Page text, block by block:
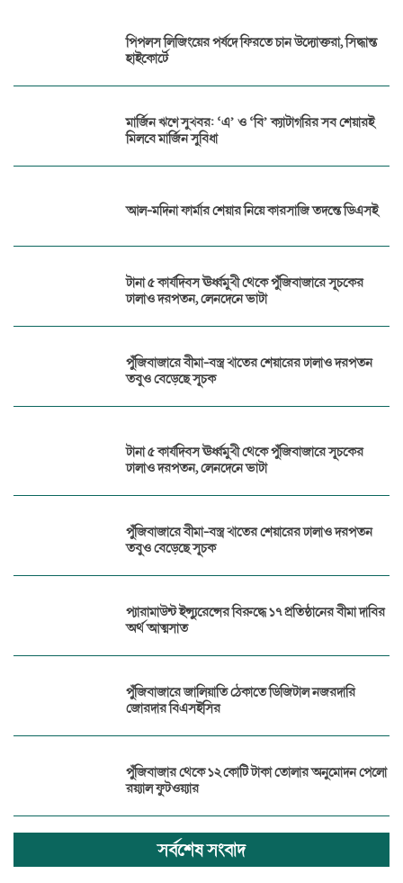
পিপলস লিজিংয়ের পর্ষদে ফিরতে চান উদ্যোক্তরা, সিদ্ধান্ত
হাইকোর্টে
মার্জিন ঋণে সুখবর: ‘এ’ ও ‘বি’ ক্যাটাগরির সব শেয়ারই
মিলবে মার্জিন সুবিধা
আল-মদিনা ফার্মার শেয়ার নিয়ে কারসাজি তদন্তে ডিএসই
টানা ৫ কার্যদিবস ঊর্ধ্বমুখী থেকে পুঁজিবাজারে সূচকের
ঢালাও দরপতন, লেনদেনে ভাটা
পুঁজিবাজারে বীমা-বস্ত্র খাতের শেয়ারের ঢালাও দরপতন
তবুও বেড়েছে সূচক
টানা ৫ কার্যদিবস ঊর্ধ্বমুখী থেকে পুঁজিবাজারে সূচকের
ঢালাও দরপতন, লেনদেনে ভাটা
পুঁজিবাজারে বীমা-বস্ত্র খাতের শেয়ারের ঢালাও দরপতন
তবুও বেড়েছে সূচক
প্যারামাউন্ট ইন্স্যুরেন্সের বিরুদ্ধে ১৭ প্রতিষ্ঠানের বীমা দাবির
অর্থ আত্মসাত
পুঁজিবাজারে জালিয়াতি ঠেকাতে ডিজিটাল নজরদারি
জোরদার বিএসইসির
পুঁজিবাজার থেকে ১২ কোটি টাকা তোলার অনুমোদন পেলো
রয়্যাল ফুটওয়্যার
সর্বশেষ সংবাদ